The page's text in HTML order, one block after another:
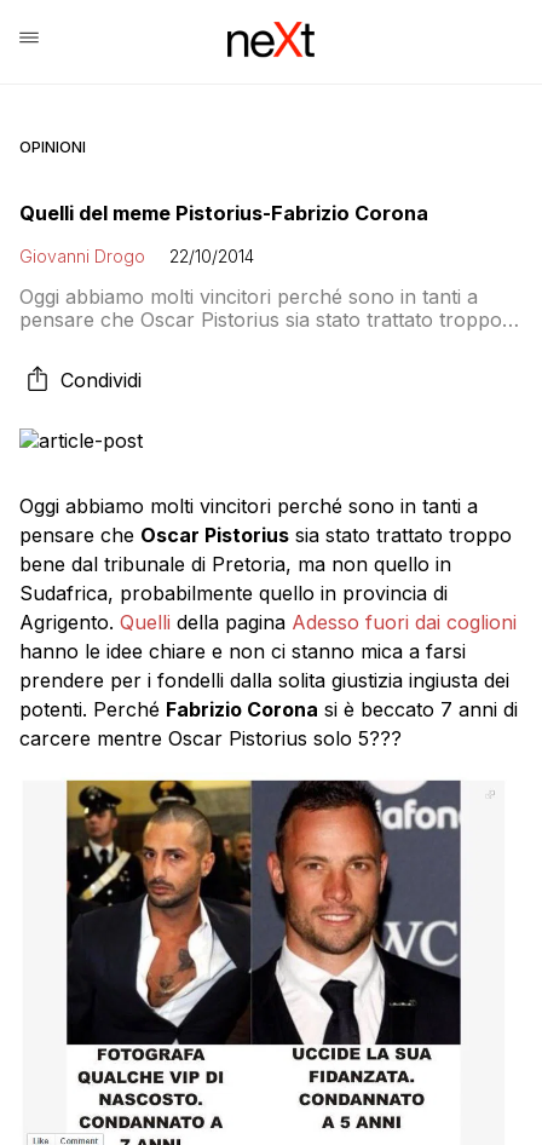
OPINIONI
Quelli del meme Pistorius-Fabrizio Corona
Giovanni Drogo 22/10/2014
Oggi abbiamo molti vincitori perché sono in tanti a
pensare che Oscar Pistorius sia stato trattato troppo
Sudafrica, probabilmente quello in provincia di
Agrigento. Quelli della pagina Adesso fuori dai coglioni
prendere per i fondelli dalla solita […]
Condividi
Oggi abbiamo molti vincitori perché sono in tanti a
pensare che Oscar Pistorius sia stato trattato troppo
bene dal tribunale di Pretoria, ma non quello in
Sudafrica, probabilmente quello in provincia di
Agrigento. Quelli della pagina Adesso fuori dai coglioni
hanno le idee chiare e non ci stanno mica a farsi
prendere per i fondelli dalla solita giustizia ingiusta dei
potenti. Perché Fabrizio Corona si è beccato 7 anni di
carcere mentre Oscar Pistorius solo 5???